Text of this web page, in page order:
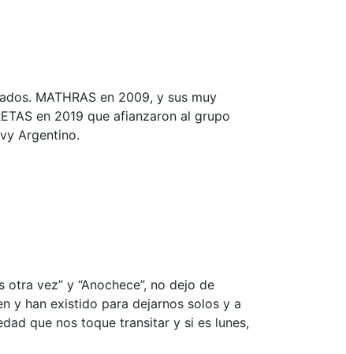
MATHRAS en 2009, y sus muy
en 2019 que afianzaron al grupo
Argentino.
vez” y “Anochece”, no dejo de
y han existido para dejarnos solos y a
que nos toque transitar y si es lunes,